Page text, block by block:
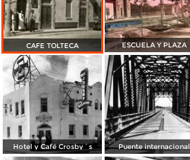
CAFE TOLTECA ESCUELA Y PLAZA
Hotel y Café Crosby´s Puente internacional